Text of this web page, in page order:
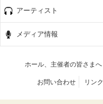
アーティスト
メディア情報
ホール、主催者の皆さまへ
お問い合わせ リンク